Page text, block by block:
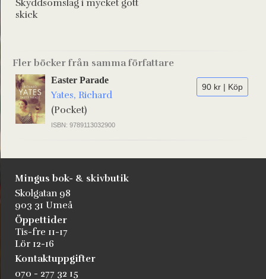
Skyddsomslag i mycket gott
skick
Fler böcker från samma författare
90 kr | Köp
Easter Parade
Yates, Richard
(Pocket)
ISBN: 9789113032900
Mingus bok- & skivbutik
Skolgatan 98
903 31 Umeå
Öppettider
Tis-fre 11-17
Lör 12-16
Kontaktuppgifter
070 - 277 32 15